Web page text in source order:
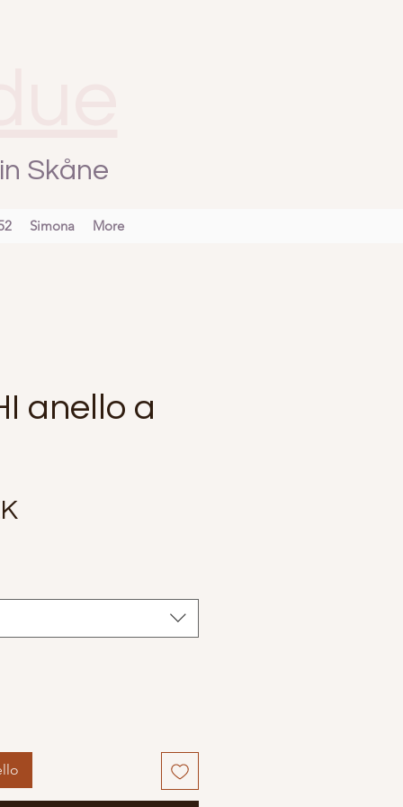
Skåne
Simona More
anello a
Prezzo